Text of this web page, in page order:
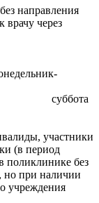
направления
через
участники
(в период
без
но при наличии
учреждения